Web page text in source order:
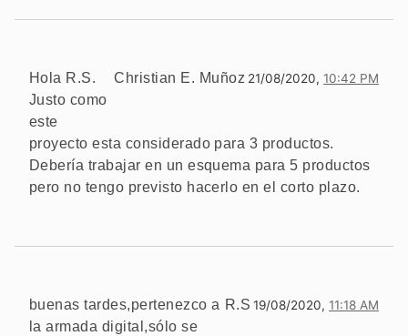
Christian E. Muñoz 21/08/2020, 10:42 PM
Hola R.S.
Justo como
este
proyecto esta considerado para 3 productos.
Debería trabajar en un esquema para 5 productos
pero no tengo previsto hacerlo en el corto plazo.
R.S 19/08/2020, 11:18 AM
buenas tardes,pertenezco a
la armada digital,sólo se